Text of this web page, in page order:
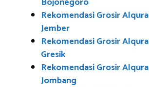
Rekomendasi Grosir
Jember
Rekomendasi Grosir
Gresik
Rekomendasi Grosir
Jombang